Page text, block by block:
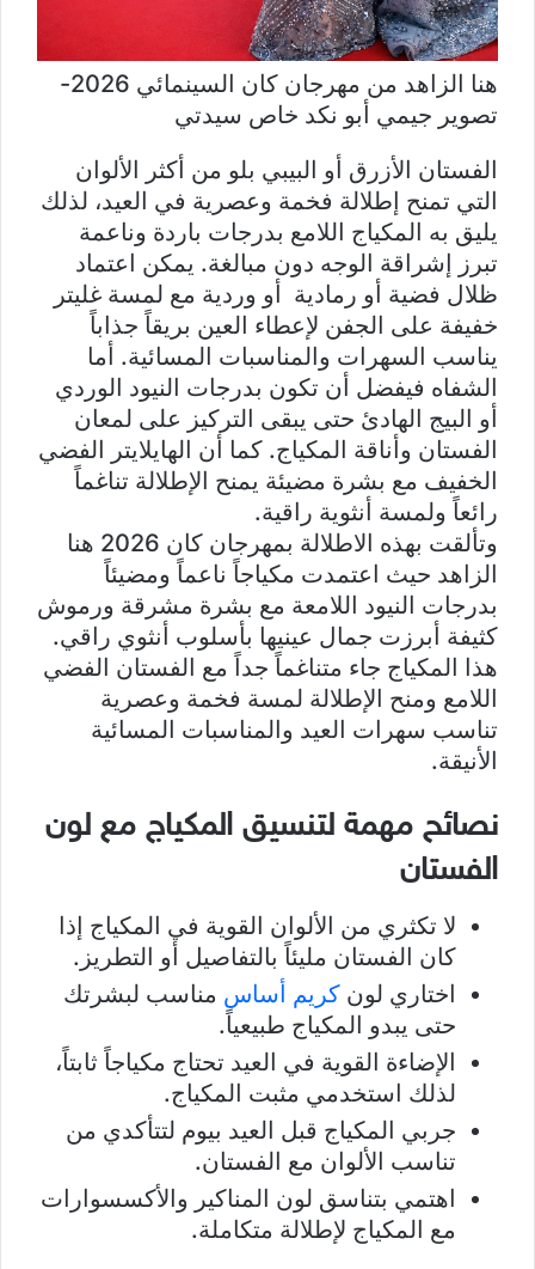
هنا الزاهد من مهرجان كان السينمائي 2026-
تصوير جيمي أبو نكد خاص سيدتي
الفستان الأزرق أو البيبي بلو من أكثر الألوان
التي تمنح إطلالة فخمة وعصرية في العيد، لذلك
يليق به المكياج اللامع بدرجات باردة وناعمة
تبرز إشراقة الوجه دون مبالغة. يمكن اعتماد
ظلال فضية أو رمادية أو وردية مع لمسة غليتر
خفيفة على الجفن لإعطاء العين بريقاً جذاباً
يناسب السهرات والمناسبات المسائية. أما
الشفاه فيفضل أن تكون بدرجات النيود الوردي
أو البيج الهادئ حتى يبقى التركيز على لمعان
الفستان وأناقة المكياج. كما أن الهايلايتر الفضي
الخفيف مع بشرة مضيئة يمنح الإطلالة تناغماً
رائعاً ولمسة أنثوية راقية.
وتألقت بهذه الاطلالة بمهرجان كان 2026 هنا
الزاهد حيث اعتمدت مكياجاً ناعماً ومضيئاً
بدرجات النيود اللامعة مع بشرة مشرقة ورموش
كثيفة أبرزت جمال عينيها بأسلوب أنثوي راقي.
هذا المكياج جاء متناغماً جداً مع الفستان الفضي
اللامع ومنح الإطلالة لمسة فخمة وعصرية
تناسب سهرات العيد والمناسبات المسائية
الأنيقة.
نصائح مهمة لتنسيق المكياج مع لون
الفستان
لا تكثري من الألوان القوية في المكياج إذا
كان الفستان مليئاً بالتفاصيل أو التطريز.
اختاري لون كريم أساس مناسب لبشرتك
حتى يبدو المكياج طبيعياً.
الإضاءة القوية في العيد تحتاج مكياجاً ثابتاً،
لذلك استخدمي مثبت المكياج.
جربي المكياج قبل العيد بيوم لتتأكدي من
تناسب الألوان مع الفستان.
اهتمي بتناسق لون المناكير والأكسسوارات
مع المكياج لإطلالة متكاملة.